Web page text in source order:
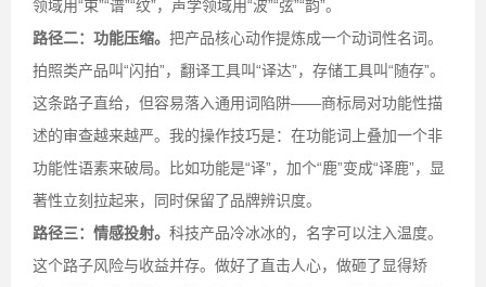
领域用“束”“谱”“纹”，声学领域用“波”“弦”“韵”。
路径二：功能压缩。 把产品核心动作提炼成一个动词性名词。
拍照类产品叫“闪拍”，翻译工具叫“译达”，存储工具叫“随存”。
这条路子直给，但容易落入通用词陷阱——商标局对功能性描
述的审查越来越严。我的操作技巧是：在功能词上叠加一个非
功能性语素来破局。比如功能是“译”，加个“鹿”变成“译鹿”，显
著性立刻拉起来，同时保留了品牌辨识度。
路径三：情感投射。 科技产品冷冰冰的，名字可以注入温度。
这个路子风险与收益并存。做好了直击人心，做砸了显得矫